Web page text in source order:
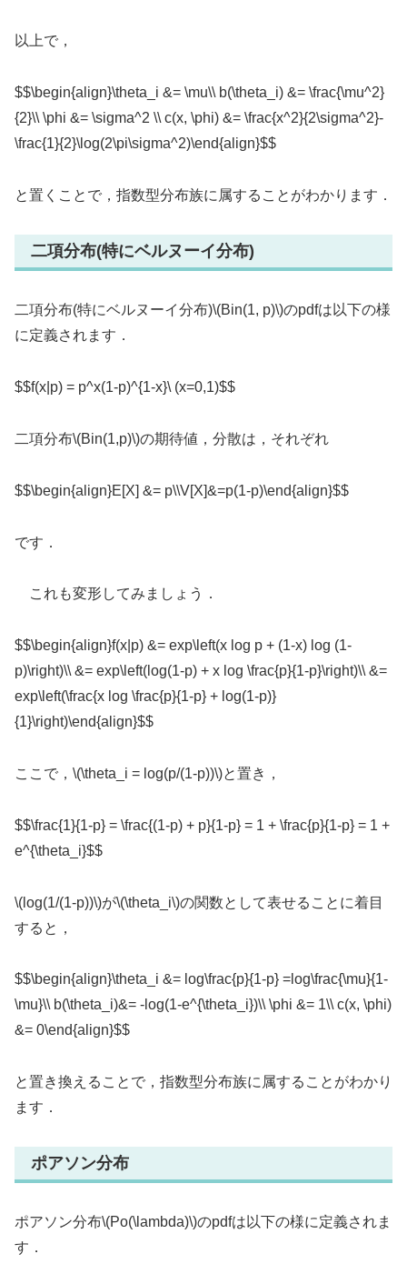
以上で，
$$\begin{align}\theta_i &= \mu\\ b(\theta_i) &= \frac{\mu^2}
{2}\\ \phi &= \sigma^2 \\ c(x, \phi) &= \frac{x^2}{2\sigma^2}-
\frac{1}{2}\log(2\pi\sigma^2)\end{align}$$
と置くことで，指数型分布族に属することがわかります．
二項分布(特にベルヌーイ分布)
二項分布(特にベルヌーイ分布)\(Bin(1, p)\)のpdfは以下の様
に定義されます．
$$f(x|p) = p^x(1-p)^{1-x}\ (x=0,1)$$
二項分布\(Bin(1,p)\)の期待値，分散は，それぞれ
$$\begin{align}E[X] &= p\\V[X]&=p(1-p)\end{align}$$
です．
これも変形してみましょう．
$$\begin{align}f(x|p) &= exp\left(x log p + (1-x) log (1-
p)\right)\\ &= exp\left(log(1-p) + x log \frac{p}{1-p}\right)\\ &=
exp\left(\frac{x log \frac{p}{1-p} + log(1-p)}
{1}\right)\end{align}$$
ここで，\(\theta_i = log(p/(1-p))\)と置き，
$$\frac{1}{1-p} = \frac{(1-p) + p}{1-p} = 1 + \frac{p}{1-p} = 1 +
e^{\theta_i}$$
\(log(1/(1-p))\)が\(\theta_i\)の関数として表せることに着目
すると，
$$\begin{align}\theta_i &= log\frac{p}{1-p} =log\frac{\mu}{1-
\mu}\\ b(\theta_i)&= -log(1-e^{\theta_i})\\ \phi &= 1\\ c(x, \phi)
&= 0\end{align}$$
と置き換えることで，指数型分布族に属することがわかり
ます．
ポアソン分布
ポアソン分布\(Po(\lambda)\)のpdfは以下の様に定義されま
す．